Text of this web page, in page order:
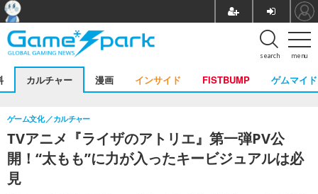
menu
search
カルチャー 漫画 インサイド FISTBUMP ゲムマイド
TVアニメ『ライザのアトリエ』第一弾PV公
開！“太もも”に力が入ったキービジュアルは必
見
ゲーム文化 カルチャー